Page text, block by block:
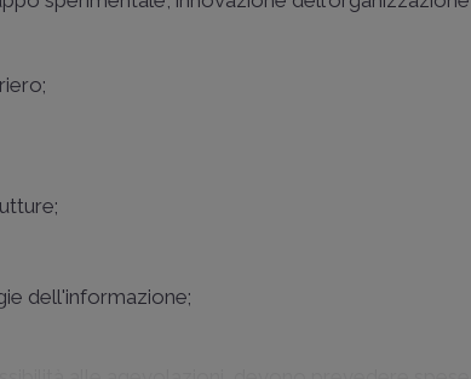
dell'informazione;